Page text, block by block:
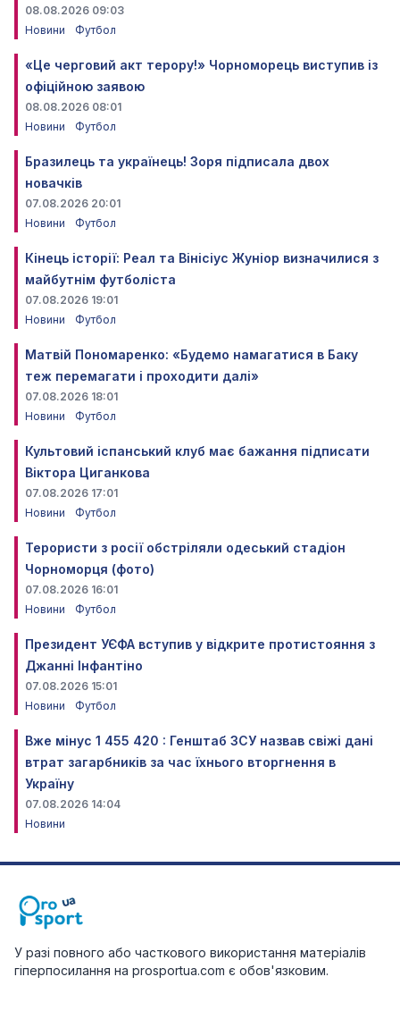
08.08.2026 09:03
Новини
Футбол
«Це черговий акт терору!» Чорноморець виступив із
офіційною заявою
08.08.2026 08:01
Новини
Футбол
Бразилець та українець! Зоря підписала двох
новачків
07.08.2026 20:01
Новини
Футбол
Кінець історії: Реал та Вінісіус Жуніор визначилися з
майбутнім футболіста
07.08.2026 19:01
Новини
Футбол
Матвій Пономаренко: «Будемо намагатися в Баку
теж перемагати і проходити далі»
07.08.2026 18:01
Новини
Футбол
Культовий іспанський клуб має бажання підписати
Віктора Циганкова
07.08.2026 17:01
Новини
Футбол
Терористи з росії обстріляли одеський стадіон
Чорноморця (фото)
07.08.2026 16:01
Новини
Футбол
Президент УЄФА вступив у відкрите протистояння з
Джанні Інфантіно
07.08.2026 15:01
Новини
Футбол
Вже мінус 1 455 420 : Генштаб ЗСУ назвав свіжі дані
втрат загарбників за час їхнього вторгнення в
Україну
07.08.2026 14:04
Новини
У разі повного або часткового використання матеріалів
гіперпосилання на prosportua.com є обов'язковим.